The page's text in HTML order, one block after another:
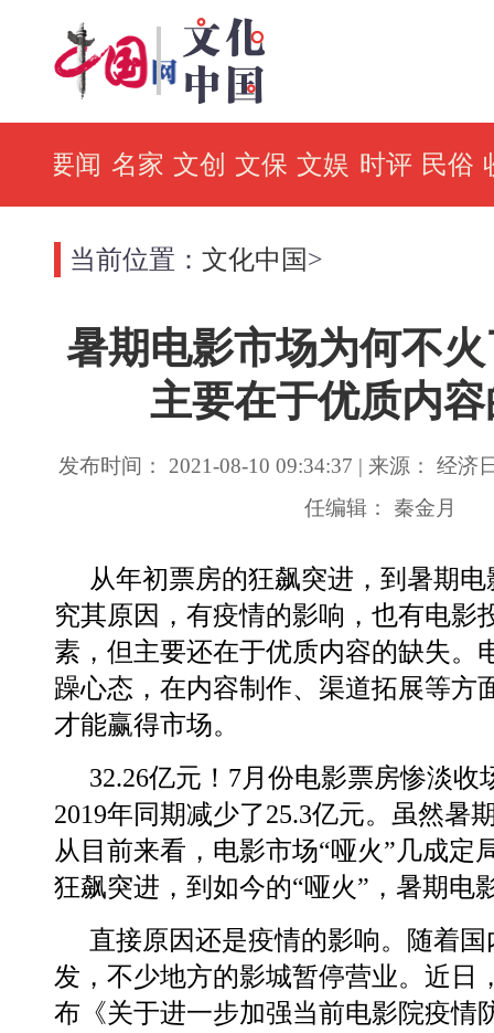
要闻 名家 文创 文保 文娱 时评 民俗
当前位置： 文化中国>
暑期电影市场为何不
主要在于优质内
发布时间： 2021-08-10 09:34:37 | 来源： 经济
任编辑： 秦金月
从年初票房的狂飙突进，到暑期
究其原因，有疫情的影响，也有电影
素，但主要还在于优质内容的缺失。
躁心态，在内容制作、渠道拓展等方
才能赢得市场。
32.26亿元！7月份电影票房惨淡收
2019年同期减少了25.3亿元。虽然暑
从目前来看，电影市场“哑火”几成定
狂飙突进，到如今的“哑火”，暑期电
直接原因还是疫情的影响。随着
发，不少地方的影城暂停营业。近日
布《关于进一步加强当前电影院疫情